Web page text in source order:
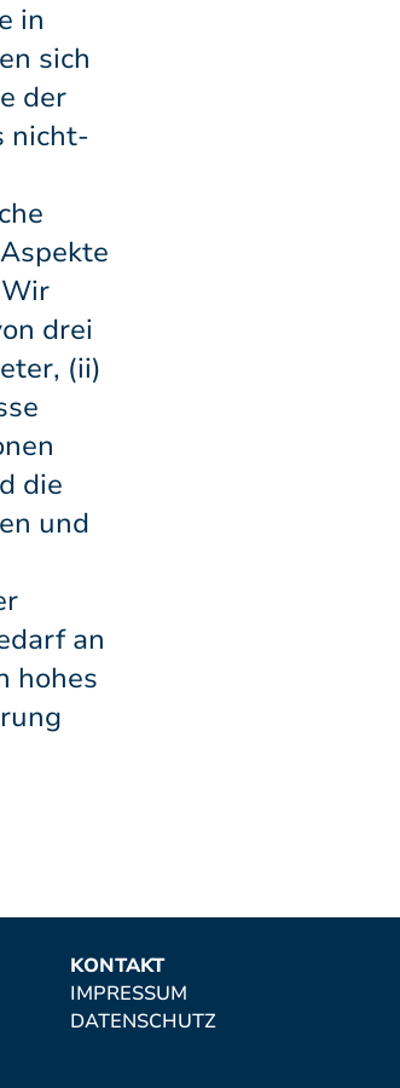
in
sich
der
nicht-
drei
(ii)
die
und
an
hohes
KONTAKT
IMPRESSUM
DATENSCHUTZ